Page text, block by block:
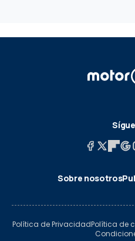
Sobre nosotros
Política de PrivacidadPolítica de